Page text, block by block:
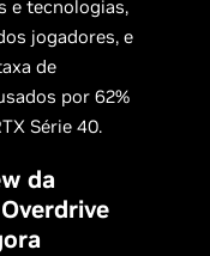
e tecnologias,
jogadores, e
de
por 62%
Série 40.
da